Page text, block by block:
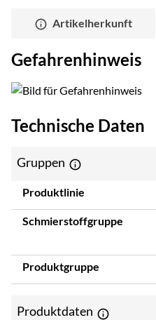
Artikelherkunft
Gefahrenhinweis
Technische Daten
Gruppen
Produktlinie
Schmierstoffgruppe
Produktgruppe
Produktdaten